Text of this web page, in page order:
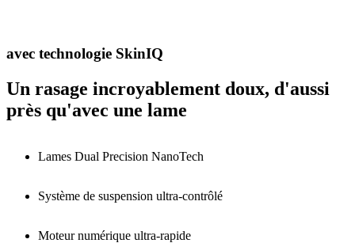
avec technologie SkinIQ
Un rasage incroyablement doux, d'aussi
près qu'avec une lame
Lames Dual Precision NanoTech
Système de suspension ultra-contrôlé
Moteur numérique ultra-rapide